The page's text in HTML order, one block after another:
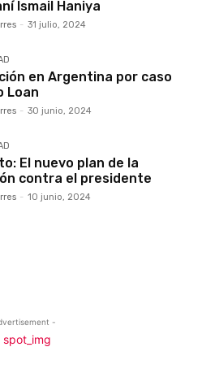
Ismail Haniya
- 31 julio, 2024
en Argentina por caso
Loan
- 30 junio, 2024
El nuevo plan de la
contra el presidente
- 10 junio, 2024
-